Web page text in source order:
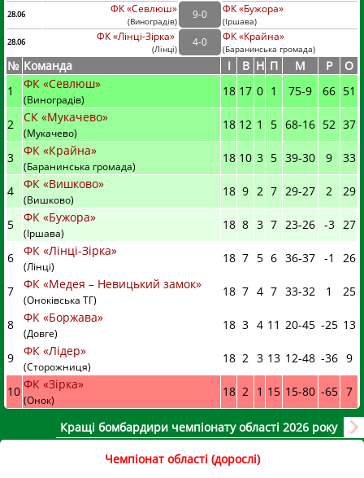
28.06
ФК «Севлюш»
(Виноградів)
9-0 ФК «Бужора»
(Іршава)
28.06
ФК «Лінці-Зірка»
(Лінці)
4-0 ФК «Крайна»
(Баранинська громада)
№ Команда I В Н П М Р
О
1
ФК «Севлюш»
(Виноградів)
18 17 0 1 75-9 66 51
2 СК «Мукачево»
(Мукачево)
18 12 1 5 68-16 52 37
3 ФК «Крайна»
(Баранинська громада)
18 10 3 5 39-30 9 33
4 ФК «Вишково»
(Вишково)
18 9 2 7 29-27 2 29
5 ФК «Бужора»
(Іршава)
18 8 3 7 23-26 -3 27
6 ФК «Лінці-Зірка»
(Лінці)
18 7 5 6 36-37 -1 26
7 ФК «Медея – Невицький замок»
(Оноківська ТГ)
18 7 4 7 33-32 1 25
8 ФК «Боржава»
(Довге)
18 3 4 11 20-45 -25 13
9 ФК «Лідер»
(Сторожниця)
18 2 3 13 12-48 -36 9
10 ФК «Зірка»
(Онок)
18 2 1 15 15-80 -65 7
Кращі бомбардири чемпіонату області 2026 року
Чемпіонат області (дорослі)